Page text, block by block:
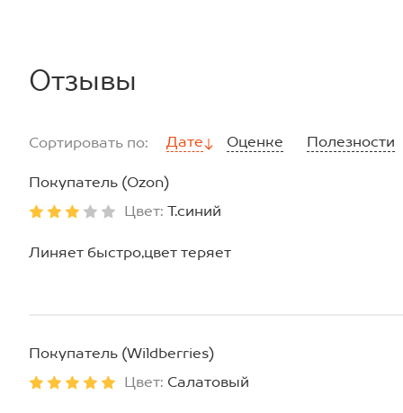
Отзывы
Сортировать по: Дате Оценке Полезности
Покупатель (Ozon)
Цвет: Т.синий
Линяет быстро,цвет теряет
Покупатель (Wildberries)
Цвет: Салатовый